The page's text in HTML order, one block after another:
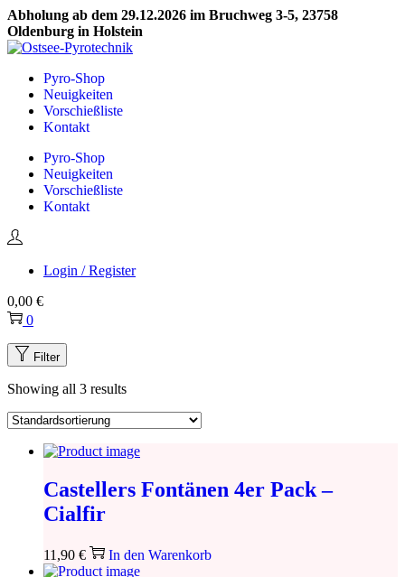
Abholung ab dem 29.12.2026 im Bruchweg 3-5, 23758
Oldenburg in Holstein
Skip
navigation
Skip
contentPyro-Shop
Neuigkeiten
Vorschießliste
Kontakt
Pyro-Shop
Neuigkeiten
Vorschießliste
Kontakt
Login / Register
0,00 €
0
Filter
Showing all 3 results
Castellers Fontänen 4er Pack –
Cialfir
11,90 € In den Warenkorb